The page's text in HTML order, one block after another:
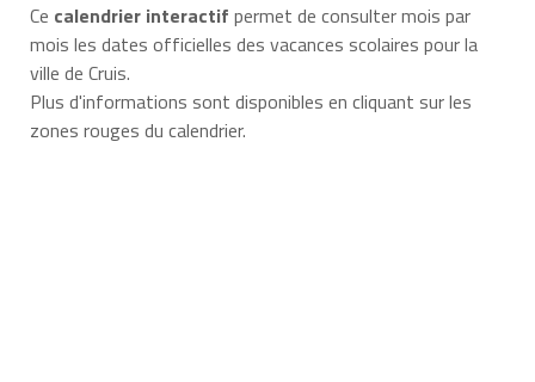
Ce calendrier interactif permet de consulter mois par
mois les dates officielles des vacances scolaires pour la
ville de Cruis.
Plus d'informations sont disponibles en cliquant sur les
zones rouges du calendrier.